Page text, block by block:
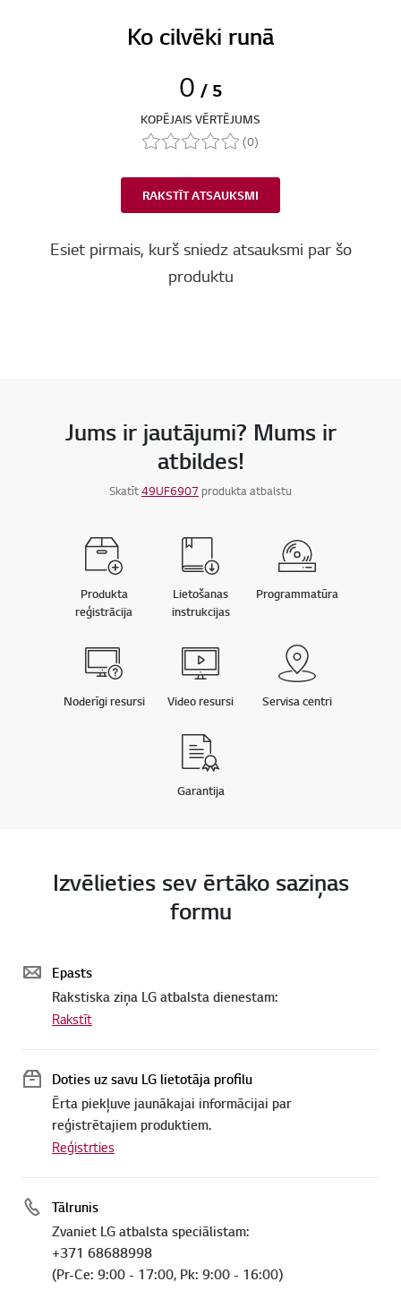
Ko cilvēki runā
0 / 5
KOPĒJAIS VĒRTĒJUMS
(0)
RAKSTĪT ATSAUKSMI
Esiet pirmais, kurš sniedz atsauksmi par šo
produktu
Jums ir jautājumi? Mums ir
atbildes!
Skatīt49UF6907produkta atbalstu
Produkta
reģistrācija
Lietošanas
instrukcijas
Programmatūra
Noderīgi resursi Video resursi Servisa centri
Garantija
Izvēlieties sev ērtāko saziņas
formu
Epasts
Rakstiska ziņa LG atbalsta dienestam:
Rakstīt
Doties uz savu LG lietotāja profilu
Ērta piekļuve jaunākajai informācijai par
reģistrētajiem produktiem.
Reģistrties
Tālrunis
Zvaniet LG atbalsta speciālistam:
+371 68688998
(Pr-Ce: 9:00 - 17:00, Pk: 9:00 - 16:00)